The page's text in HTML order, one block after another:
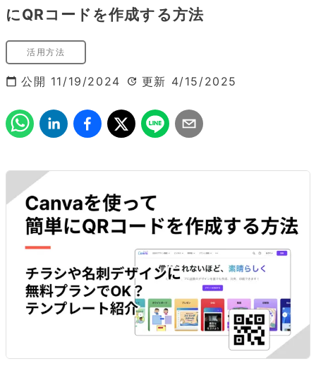
にQRコードを作成する方法
活用方法
公開 11/19/2024 更新 4/15/2025